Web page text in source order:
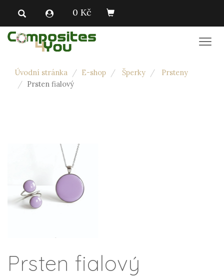
0 Kč
Úvodní stránka E-shop Šperky
Prsteny
Prsten fialový
Prsten fialový